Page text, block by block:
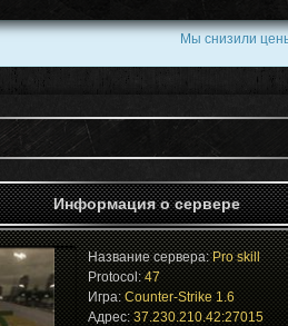
Мы снизили
Информация о сервере
Название сервера:Pro skill
Protocol:47
Игра:Counter-Strike 1.6
Адрес: 37.230.210.42:27015